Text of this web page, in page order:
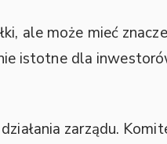
ale może mieć
istotne dla
zarządu.